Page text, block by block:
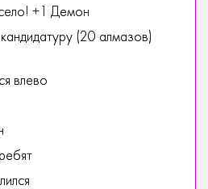
+1 Демон
(20 алмазов)
влево